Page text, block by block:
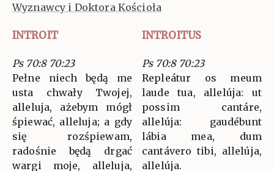
Wyznawcy i Doktora Kościoła
INTROIT INTROITUS
Ps 70:8 70:23
Pełne niech będą me
usta chwały Twojej,
alleluja, ażebym mógł
śpiewać, alleluja; a gdy
się rozśpiewam,
radośnie będą drgać
wargi moje, alleluja,
Ps 70:8 70:23
Repleátur os meum
laude tua, allelúja: ut
possim cantáre,
allelúja: gaudébunt
lábia mea, dum
cantávero tibi, allelúja,
allelúja.